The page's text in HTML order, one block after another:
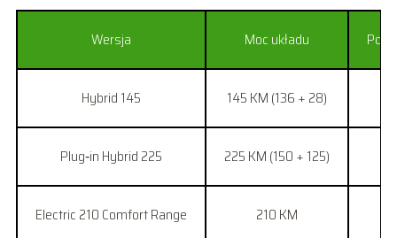
Wersja Moc układu
Hybrid 145 145 KM (136 + 28)
Plug‑in Hybrid 225 225 KM (150 + 125)
Electric 210 Comfort Range 210 KM